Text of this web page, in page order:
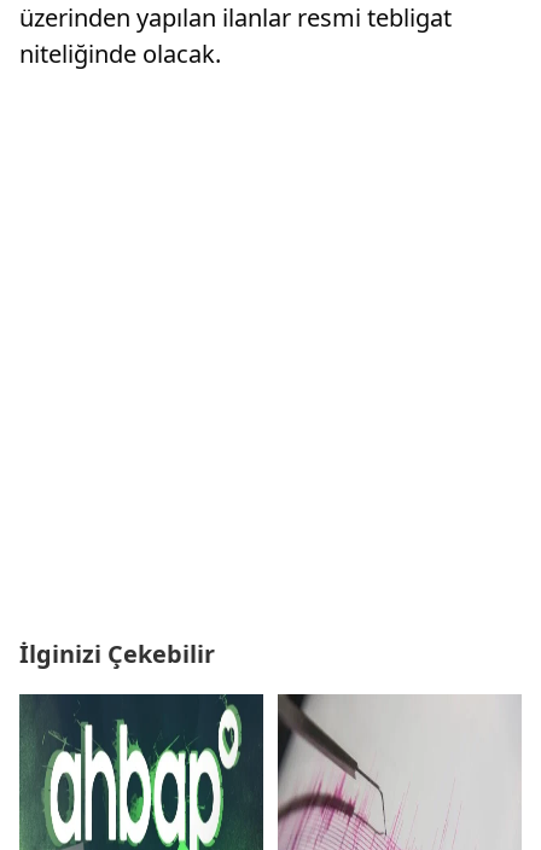
üzerinden yapılan ilanlar resmi tebligat
niteliğinde olacak.
İlginizi Çekebilir